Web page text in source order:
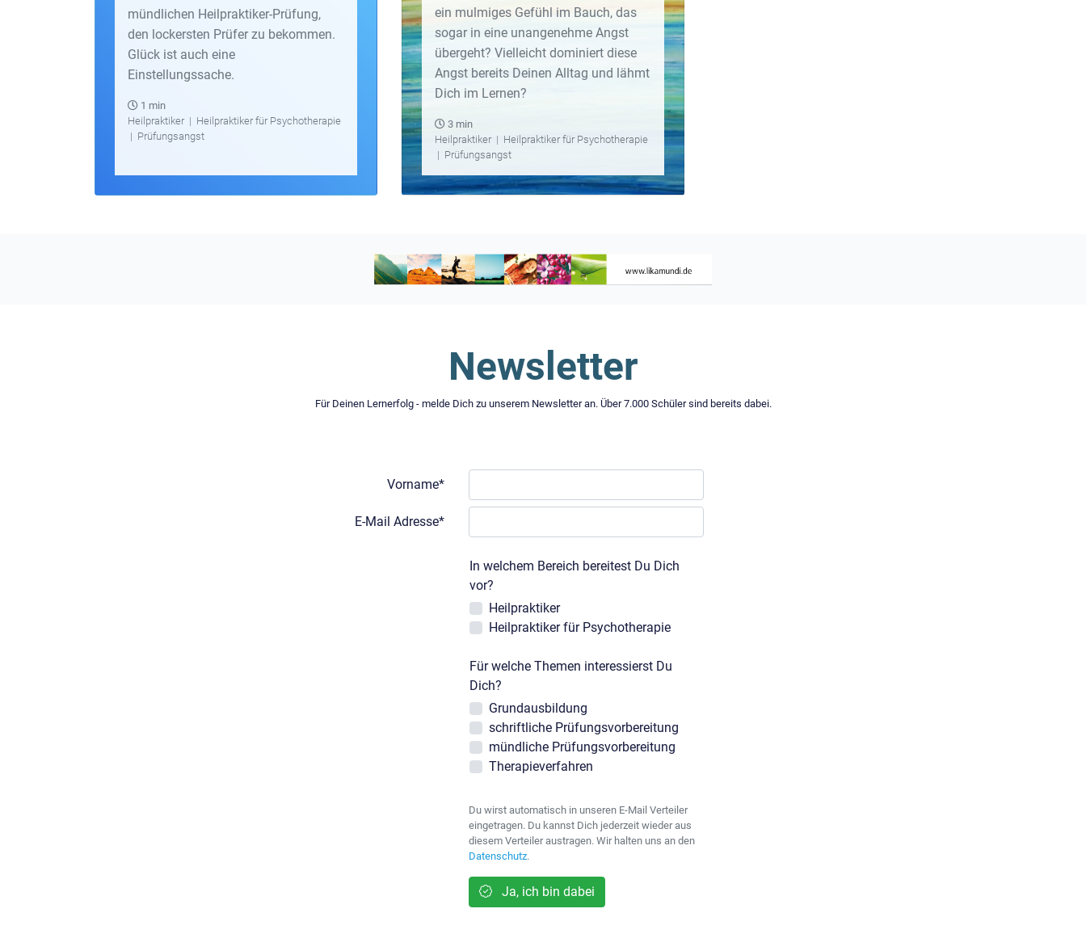
mündlichen Heilpraktiker-Prüfung,
den lockersten Prüfer zu bekommen.
Glück ist auch eine
Einstellungssache.
1 min
Heilpraktiker | Heilpraktiker für Psychotherapie
| Prüfungsangst
ein mulmiges Gefühl im Bauch, das
sogar in eine unangenehme Angst
übergeht? Vielleicht dominiert diese
Angst bereits Deinen Alltag und lähmt
Dich im Lernen?
3 min
Heilpraktiker | Heilpraktiker für Psychotherapie
| Prüfungsangst
Newsletter
Für Deinen Lernerfolg - melde Dich zu unserem Newsletter an. Über 7.000 Schüler sind bereits dabei.
Vorname*
E-Mail Adresse*
In welchem Bereich bereitest Du Dich
vor?
Heilpraktiker
Heilpraktiker für Psychotherapie
Für welche Themen interessierst Du
Dich?
Grundausbildung
schriftliche Prüfungsvorbereitung
mündliche Prüfungsvorbereitung
Therapieverfahren
Du wirst automatisch in unseren E-Mail Verteiler
eingetragen. Du kannst Dich jederzeit wieder aus
diesem Verteiler austragen. Wir halten uns an den
Datenschutz.
Ja, ich bin dabei